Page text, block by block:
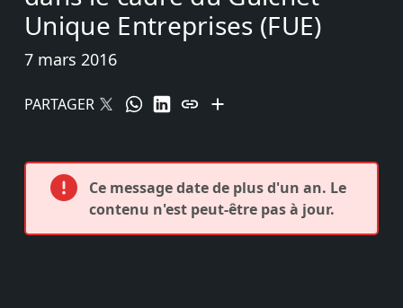
Unique Entreprises (FUE)
7 mars 2016
PARTAGER
Ce message date de plus d'un an. Le
contenu n'est peut-être pas à jour.